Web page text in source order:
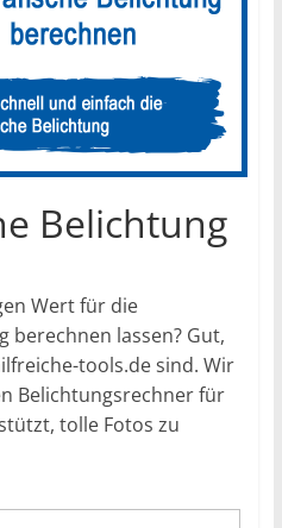
Belichtung
Wert für die
berechnen lassen? Gut,
tools.de sind. Wir
Belichtungsrechner für
tolle Fotos zu